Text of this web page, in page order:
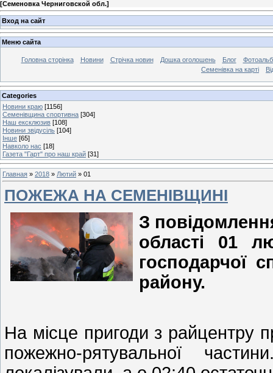
[Семеновка Черниговской обл.]
Вход на сайт
Меню сайта
Головна сторінка Новини Стрічка новин Дошка оголошень Блог
Семенівка на карті
Categories
Новини краю [1156]
Семенівщина спортивна [304]
Наш ексклюзив [108]
Новини звідусіль [104]
Інше [65]
Навколо нас [18]
Газета "Гарт" про наш край [31]
Главная » 2018 » Лютий » 01
ПОЖЕЖА НА СЕМЕНІВЩИНІ
З
області 01
господарчої
району.
На місце пригоди з райцентру
пожежно-рятувальної